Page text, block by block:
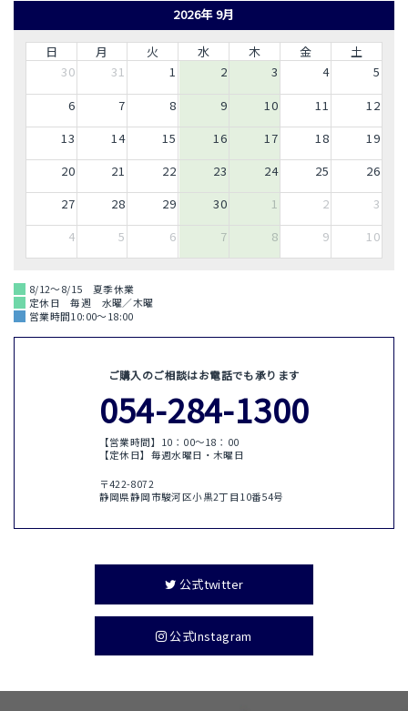
2026年 9月
日 月 火 水 木 金
土
30
31 1 2 3 4
5
6
7 8 9 10 11
12
13
14 15 16 17 18
19
20
21 22 23 24 25
26
27
28 29 30 1 2
3
4
5 6 7 8 9 10
8/12～8/15 夏季休業
定休日 毎週 水曜／木曜
営業時間10:00～18:00
ご購入のご相談はお電話でも承ります
054-284-1300
【営業時間】10：00〜18：00
【定休日】毎週水曜日・木曜日
〒422-8072
静岡県静岡市駿河区小黒2丁目10番54号
公式twitter
公式Instagram